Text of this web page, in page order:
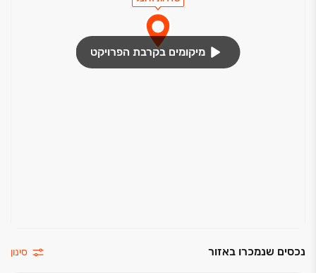
מיקומים בקרבת הפרויקט
נכסים שנמכרו באזור סינון